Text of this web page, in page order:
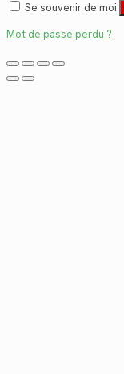
Se souvenir de moi
Mot de passe perdu ?